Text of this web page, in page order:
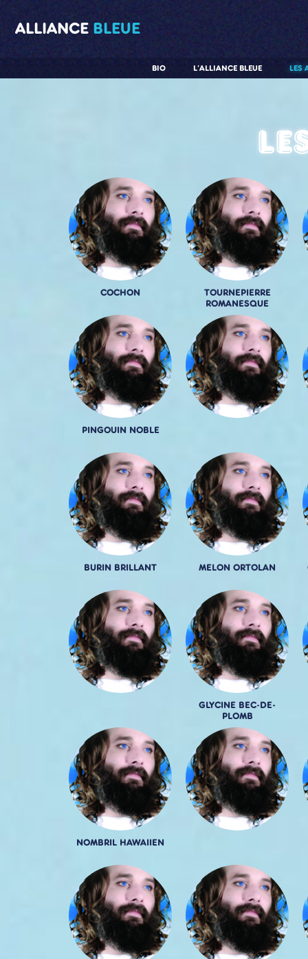
ALLIANCE BLEUE
LES
L'ALLIANCE BLEUE
BIO
COCHON
TOURNEPIERRE
ROMANESQUE
PINGOUIN NOBLE
BURIN BRILLANT MELON ORTOLAN
GLYCINE BEC-DE-
PLOMB
NOMBRIL HAWAIIEN